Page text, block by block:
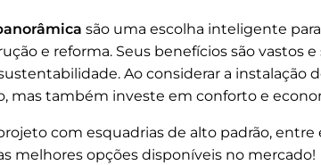
são uma escolha inteligente
e reforma. Seus benefícios são vastos
Ao considerar a instalação
mas também investe em conforto e
com esquadrias de alto padrão,
melhores opções disponíveis no mercado!